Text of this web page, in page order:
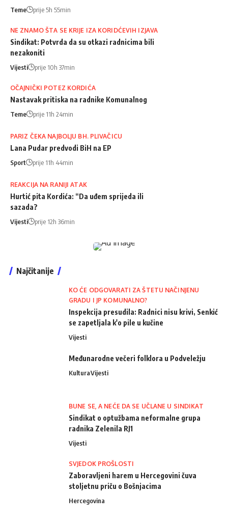
Teme prije 5h 55min
NE ZNAMO ŠTA SE KRIJE IZA KORIDĆEVIH IZJAVA
Sindikat: Potvrda da su otkazi radnicima bili
nezakoniti
Vijesti prije 10h 37min
OČAJNIČKI POTEZ KORDIĆA
Nastavak pritiska na radnike Komunalnog
Teme prije 11h 24min
PARIZ ČEKA NAJBOLJU BH. PLIVAČICU
Lana Pudar predvodi BiH na EP
Sport prije 11h 44min
REAKCIJA NA RANIJI ATAK
Hurtić pita Kordića: “Da uđem sprijeda ili
sazada?
Vijesti prije 12h 36min
Najčitanije
KO ĆE ODGOVARATI ZA ŠTETU NAČINJENU
GRADU I JP KOMUNALNO?
Inspekcija presudila: Radnici nisu krivi, Senkić
se zapetljala k'o pile u kučine
Vijesti
Međunarodne večeri folklora u Podveležju
KulturaVijesti
BUNE SE, A NEĆE DA SE UČLANE U SINDIKAT
Sindikat o optužbama neformalne grupa
radnika Zelenila RJ1
Vijesti
SVJEDOK PROŠLOSTI
Zaboravljeni harem u Hercegovini čuva
stoljetnu priču o Bošnjacima
Hercegovina